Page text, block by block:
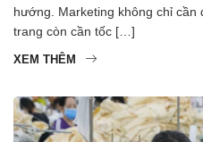
hướng. Marketing không chỉ
trang còn cần tốc […]
XEM THÊM